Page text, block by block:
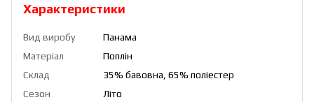
Характеристики
Вид виробу
Панама
Матеріал
Поплін
Склад
35% бавовна, 65% поліестер
Сезон
Літо